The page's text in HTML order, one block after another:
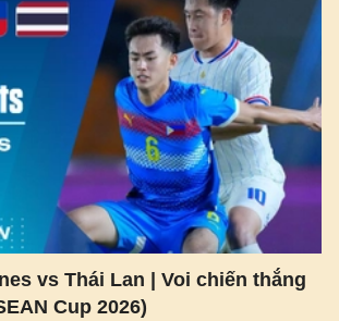
vs Thái Lan | Voi chiến thắng
Cup 2026)